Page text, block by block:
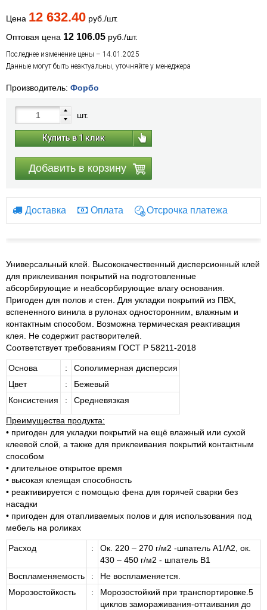
Цена 12 632.40 руб./шт.
Оптовая цена 12 106.05 руб./шт.
Последнее изменение цены – 14.01.2025
Данные могут быть неактуальны, уточняйте у менеджера
Производитель: Форбо
шт.
Купить в 1 клик
Добавить в корзину
Доставка Оплата Отсрочка платежа
Универсальный клей. Высококачественный дисперсионный клей
для приклеивания покрытий на подготовленные
абсорбирующие и неабсорбирующие влагу основания.
Пригоден для полов и стен. Для укладки покрытий из ПВХ,
вспененного винила в рулонах односторонним, влажным и
контактным способом. Возможна термическая реактивация
клея. Не содержит растворителей.
Соответствует требованиям ГОСТ Р 58211-2018
Основа :
Сополимерная дисперсия
Цвет
:
Бежевый
Консистения
: Средневязкая
Преимущества продукта:
• пригоден для укладки покрытий на ещё влажный или сухой
клеевой слой, а также для приклеивания покрытий контактным
способом
• длительное открытое время
• высокая клеящая способность
• реактивируется с помощью фена для горячей сварки без
насадки
• пригоден для отапливаемых полов и для использования под
мебель на роликах
Расход :
Ок. 220 – 270 г/м2 -шпатель А1/А2, ок.
430 – 450 г/м2 - шпатель В1
Воспламеняемость
:
Не воспламеняется.
Морозостойкость
:
Морозостойкий при транспортировке.5
циклов замораживания-оттаивания до